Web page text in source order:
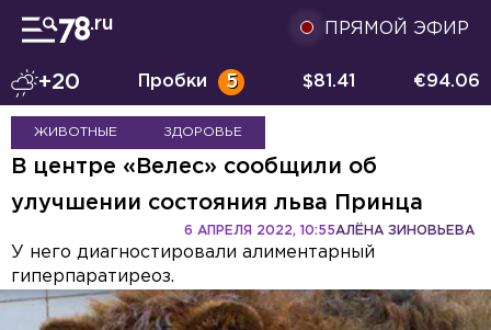
ПРЯМОЙ ЭФИР
+20 Пробки 5 $81.41 €94.06
ЖИВОТНЫЕ ЗДОРОВЬЕ
В центре «Велес» сообщили об
улучшении состояния льва Принца
АЛЁНА ЗИНОВЬЕВА
6 АПРЕЛЯ 2022, 10:55
У него диагностировали алиментарный
гиперпаратиреоз.